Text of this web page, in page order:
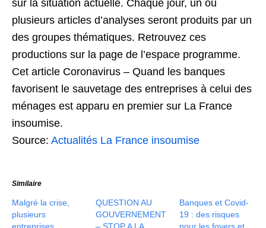
sur la situation actuelle. Chaque jour, un ou
plusieurs articles d’analyses seront produits par un
des groupes thématiques. Retrouvez ces
productions sur la page de l’espace programme.
Cet article Coronavirus – Quand les banques
favorisent le sauvetage des entreprises à celui des
ménages est apparu en premier sur La France
insoumise.
Source: Actualités La France insoumise
Similaire
Malgré la crise,
plusieurs
QUESTION AU
GOUVERNEMENT
Banques et Covid-
19 : des risques